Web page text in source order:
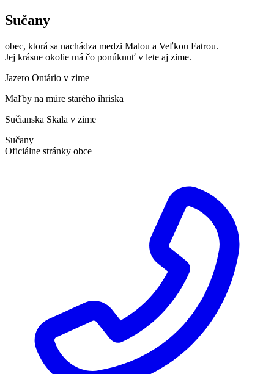
Sučany
obec, ktorá sa nachádza medzi Malou a Veľkou Fatrou.
Jej krásne okolie má čo ponúknuť v lete aj zime.
Jazero Ontário v zime
Maľby na múre starého ihriska
Sučianska Skala v zime
Sučany
Oficiálne stránky obce